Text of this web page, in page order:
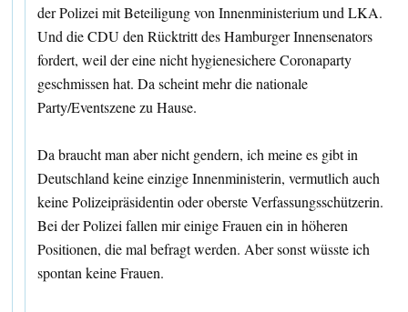
der Polizei mit Beteiligung von Innenministerium und LKA.
Und die CDU den Rücktritt des Hamburger Innensenators
fordert, weil der eine nicht hygienesichere Coronaparty
geschmissen hat. Da scheint mehr die nationale
Party/Eventszene zu Hause.
Da braucht man aber nicht gendern, ich meine es gibt in
Deutschland keine einzige Innenministerin, vermutlich auch
keine Polizeipräsidentin oder oberste Verfassungsschützerin.
Bei der Polizei fallen mir einige Frauen ein in höheren
Positionen, die mal befragt werden. Aber sonst wüsste ich
spontan keine Frauen.